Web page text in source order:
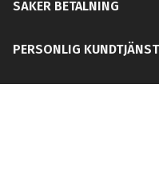
SÄKER BETALNING
PERSONLIG KUNDTJÄNST